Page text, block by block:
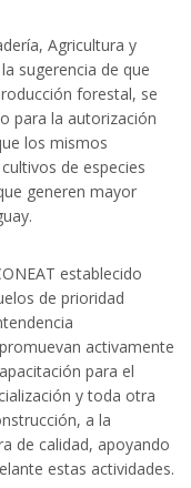
Agricultura y
sugerencia de que
forestal, se
para la autorización
los mismos
de especies
generen mayor
establecido
de prioridad
activamente
para el
y toda otra
a la
de calidad, apoyando
estas actividades.